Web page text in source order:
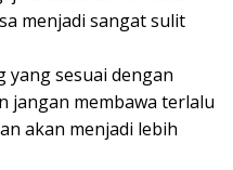
menjadi sangat sulit
yang sesuai dengan
jangan membawa terlalu
akan menjadi lebih